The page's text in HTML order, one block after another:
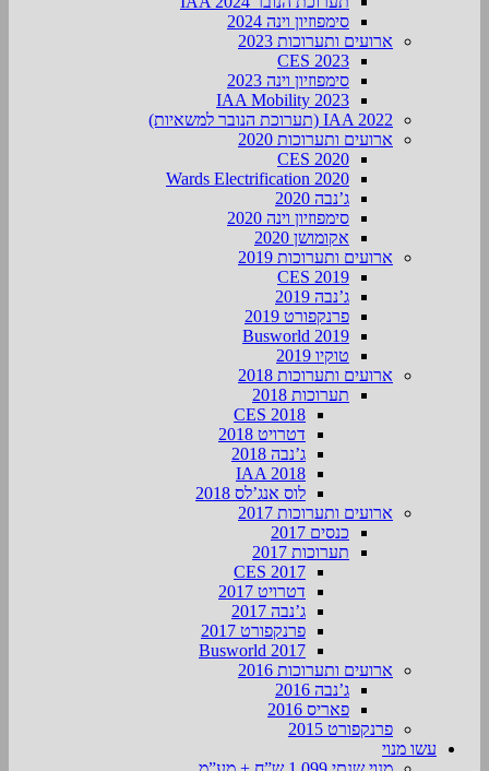
סימפוזיון וינה 2024
ארועים ותערוכות 2023
CES 2023
סימפוזיון וינה 2023
IAA Mobility 2023
IAA 2022 (תערוכת הנובר למשאיות)
ארועים ותערוכות 2020
CES 2020
Wards Electrification 2020
ג’נבה 2020
סימפוזיון וינה 2020
אקומושן 2020
ארועים ותערוכות 2019
CES 2019
ג’נבה 2019
פרנקפורט 2019
Busworld 2019
טוקיו 2019
ארועים ותערוכות 2018
תערוכות 2018
CES 2018
דטרויט 2018
ג’נבה 2018
IAA 2018
לוס אנג’לס 2018
ארועים ותערוכות 2017
כנסים 2017
תערוכות 2017
CES 2017
דטרויט 2017
ג’נבה 2017
פרנקפורט 2017
Busworld 2017
ארועים ותערוכות 2016
ג’נבה 2016
פאריס 2016
פרנקפורט 2015
עשו מנוי